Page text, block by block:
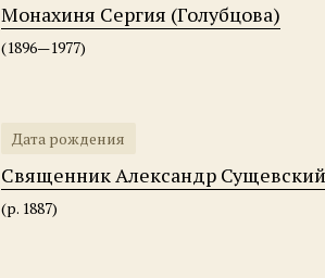
Монахиня Сергия (Голубцова)
(1896—1977)
Дата рождения
Священник Александр Сущевский
(р. 1887)